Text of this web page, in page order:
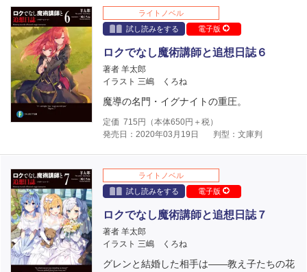
ライトノベル
試し読みをする
電子版
ロクでなし魔術講師と追想日誌６
著者 羊太郎
イラスト 三嶋 くろね
魔導の名門・イグナイトの重圧。
定価 715 円（本体650円＋税）
発売日：2020年03月19日
判型：文庫判
ライトノベル
試し読みをする
電子版
ロクでなし魔術講師と追想日誌７
著者 羊太郎
イラスト 三嶋 くろね
グレンと結婚した相手は――教え子たちの花